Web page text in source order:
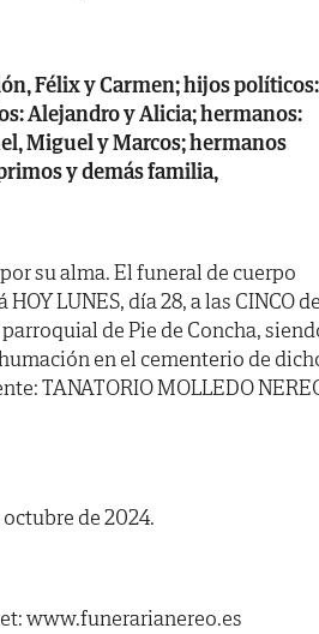
Félix y Carmen; hijos políticos:
Alejandro y Alicia; hermanos:
Miguel y Marcos; hermanos
y demás familia,
su alma. El funeral de cuerpo
LUNES, día 28, a las CINCO
de Pie de Concha,
en el cementerio de
TANATORIO MOLLEDO
de 2024.
www.funerarianereo.es